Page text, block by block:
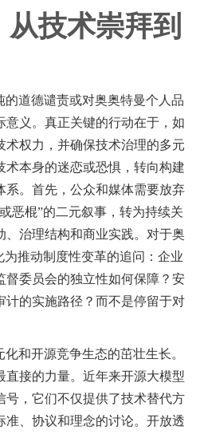
技术崇拜到
的道德谴责或对奥奥特曼个人品
意义。真正关键的行动在于，如
术权力，并确保技术治理的多元
术本身的迷恋或恐惧，转向构建
系。首先，公众和媒体需要放弃
恶棍”的二元叙事，转为持续关
、治理结构和商业实践。对于奥
为推动制度性变革的追问：企业
督委员会的独立性如何保障？安
计的实施路径？而不是停留于对
和开源竞争生态的茁壮生长。
直接的力量。近年来开源大模型
号，它们不仅提供了技术替代方
准、协议和理念的讨论。开放透